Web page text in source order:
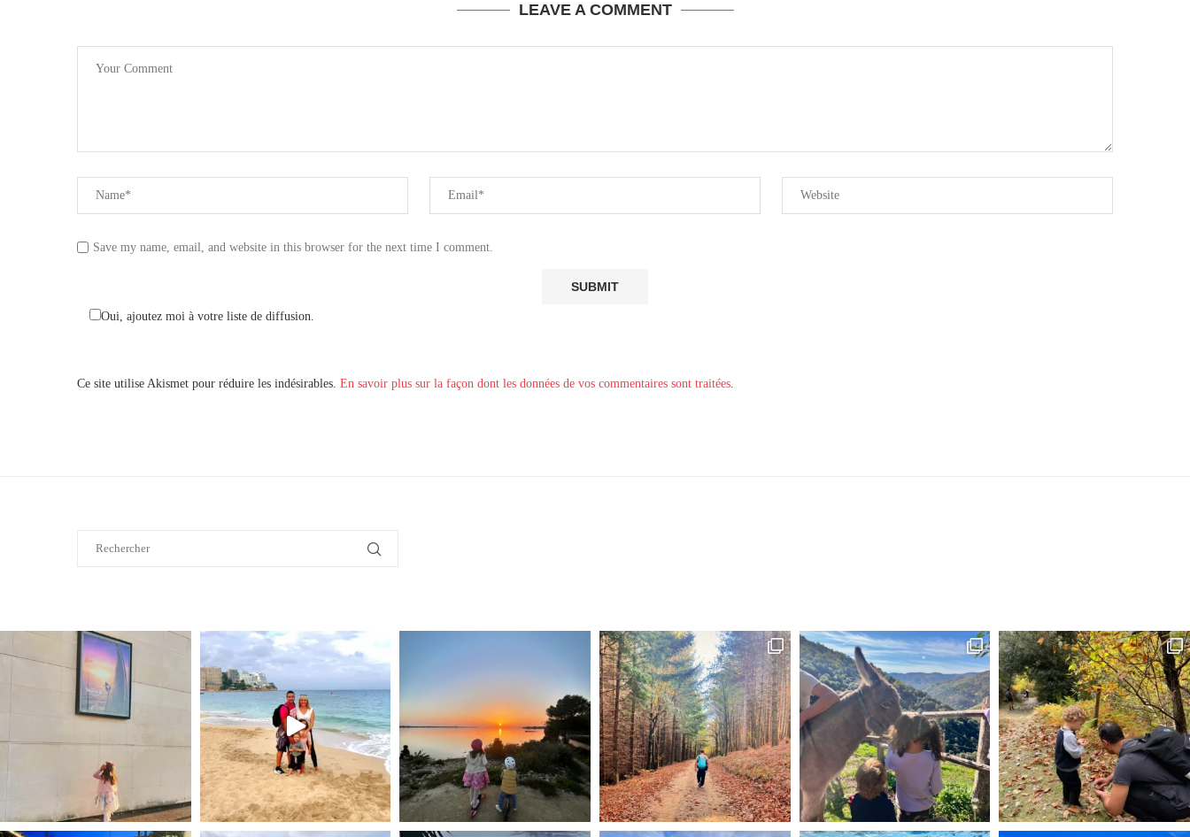
LEAVE A COMMENT
Save my name, email, and website in this browser for the next time I comment.
Oui, ajoutez moi à votre liste de diffusion.
Ce site utilise Akismet pour réduire les indésirables. En savoir plus sur la façon dont les données de vos commentaires sont traitées.